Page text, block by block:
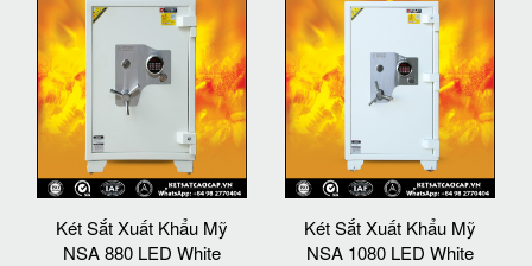
Két Sắt Xuất Khẩu Mỹ
NSA 880 LED White
Két Sắt Xuất Khẩu Mỹ
NSA 1080 LED White